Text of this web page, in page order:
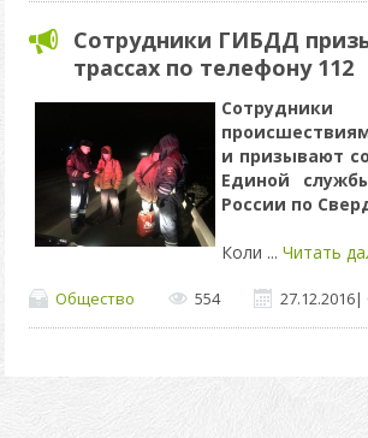
Сотрудники ГИБДД
трассах по телефону 112
и призывают
Единой
России по
Коли ... Читать
Общество 554 27.12.2016|